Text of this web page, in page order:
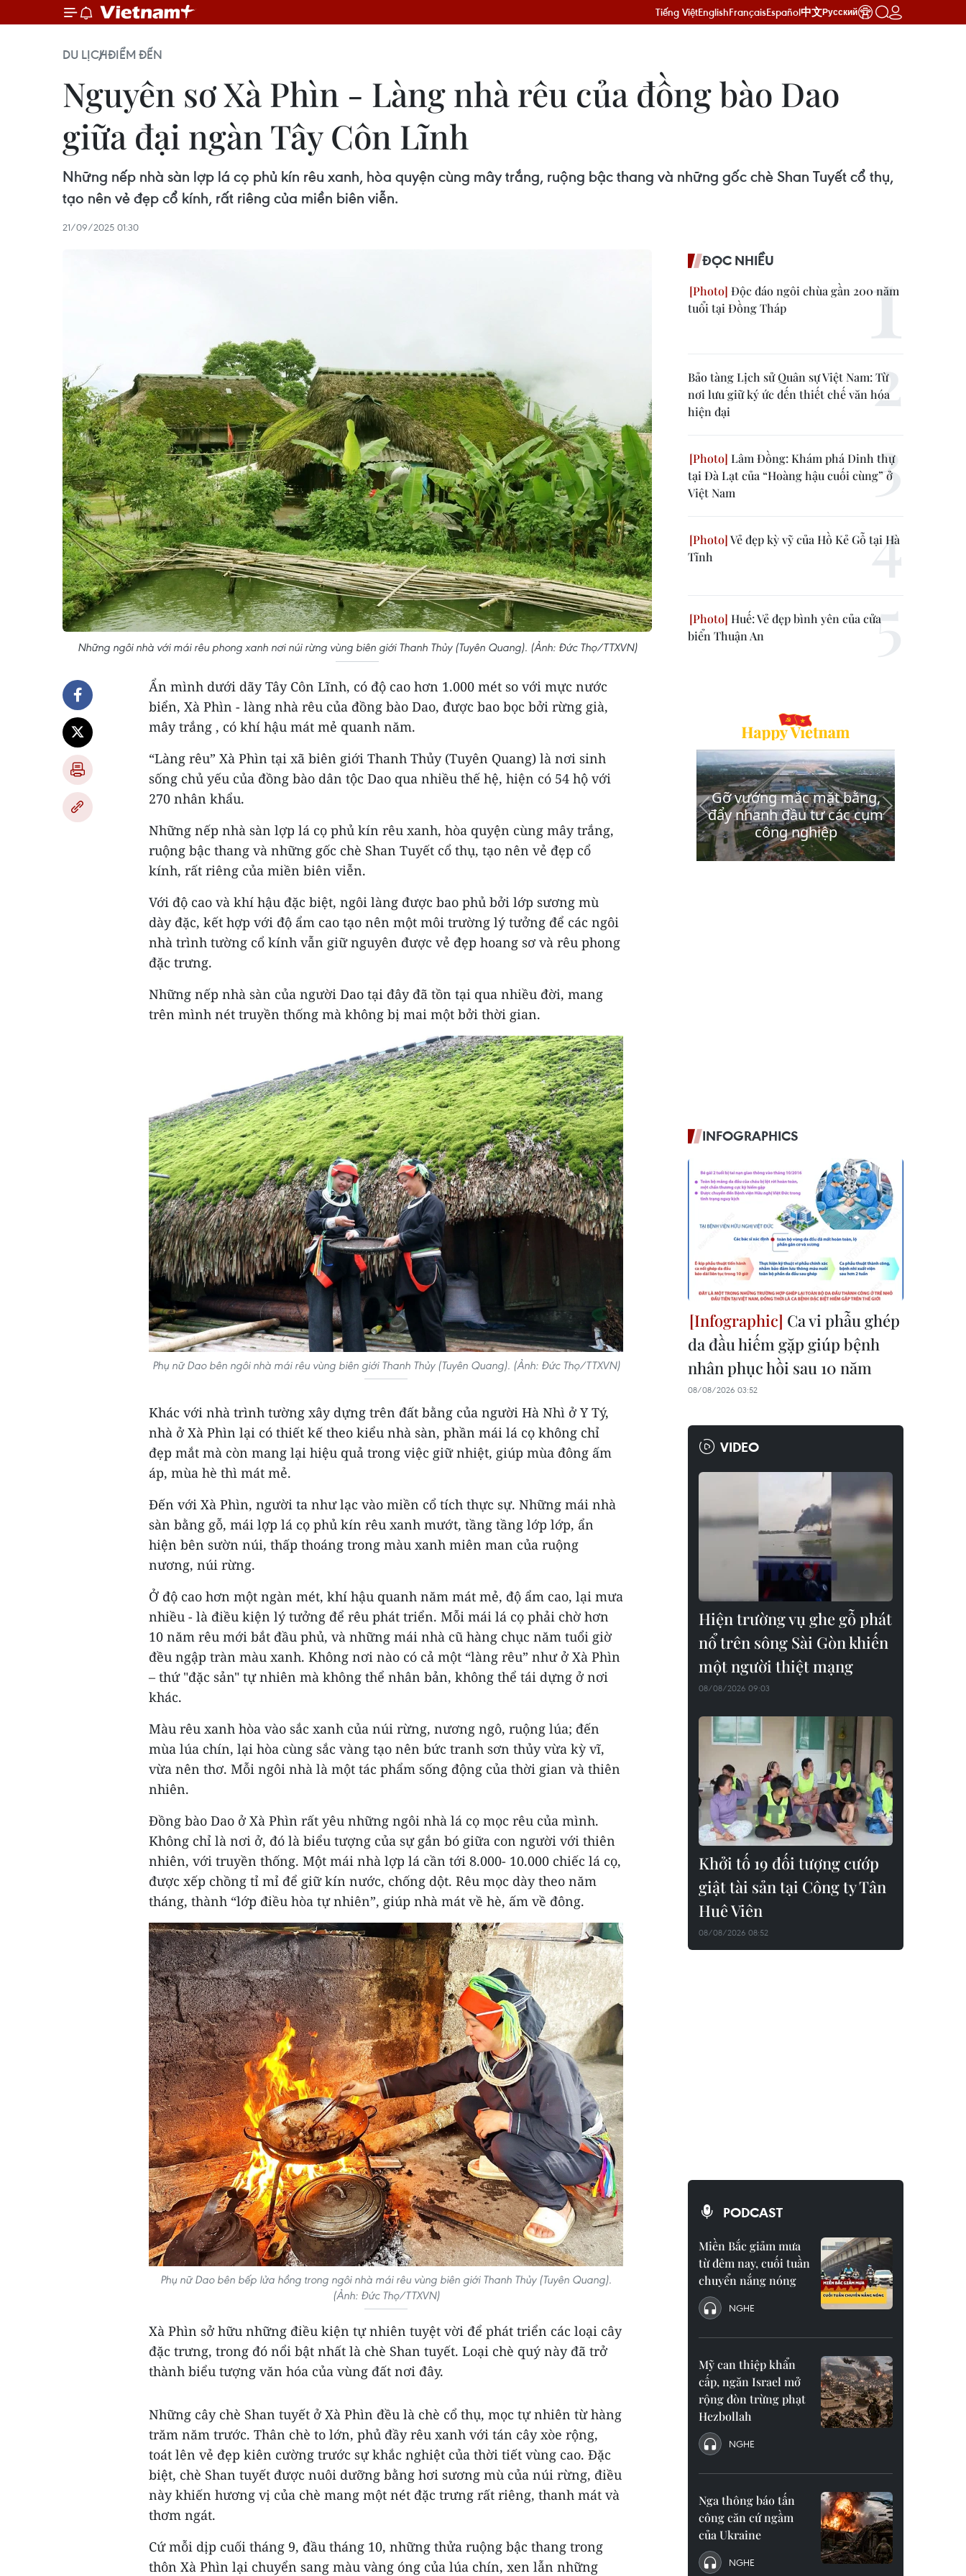
Tiếng ViệtEnglishFrançaisEspañol中文Русский
DU LỊCHĐIỂM ĐẾN
Nguyên sơ Xà Phìn - Làng nhà rêu của đồng bào Dao
giữa đại ngàn Tây Côn Lĩnh
Những nếp nhà sàn lợp lá cọ phủ kín rêu xanh, hòa quyện cùng mây trắng, ruộng bậc thang và những gốc chè Shan Tuyết cổ thụ,
tạo nên vẻ đẹp cổ kính, rất riêng của miền biên viễn.
21/09/2025 01:30
Những ngôi nhà với mái rêu phong xanh nơi núi rừng vùng biên giới Thanh Thủy (Tuyên Quang). (Ảnh: Đức Thọ/TTXVN)
Ẩn mình dưới dãy Tây Côn Lĩnh, có độ cao hơn 1.000 mét so với mực nước
biển, Xà Phìn - làng nhà rêu của đồng bào Dao, được bao bọc bởi rừng già,
mây trắng , có khí hậu mát mẻ quanh năm.
“Làng rêu” Xà Phìn tại xã biên giới Thanh Thủy (Tuyên Quang) là nơi sinh
sống chủ yếu của đồng bào dân tộc Dao qua nhiều thế hệ, hiện có 54 hộ với
270 nhân khẩu.
Những nếp nhà sàn lợp lá cọ phủ kín rêu xanh, hòa quyện cùng mây trắng,
ruộng bậc thang và những gốc chè Shan Tuyết cổ thụ, tạo nên vẻ đẹp cổ
kính, rất riêng của miền biên viễn.
Với độ cao và khí hậu đặc biệt, ngôi làng được bao phủ bởi lớp sương mù
dày đặc, kết hợp với độ ẩm cao tạo nên một môi trường lý tưởng để các ngôi
nhà trình tường cổ kính vẫn giữ nguyên được vẻ đẹp hoang sơ và rêu phong
đặc trưng.
Những nếp nhà sàn của người Dao tại đây đã tồn tại qua nhiều đời, mang
trên mình nét truyền thống mà không bị mai một bởi thời gian.
Phụ nữ Dao bên ngôi nhà mái rêu vùng biên giới Thanh Thủy (Tuyên Quang). (Ảnh: Đức Thọ/TTXVN)
Khác với nhà trình tường xây dựng trên đất bằng của người Hà Nhì ở Y Tý,
nhà ở Xà Phìn lại có thiết kế theo kiểu nhà sàn, phần mái lá cọ không chỉ
đẹp mắt mà còn mang lại hiệu quả trong việc giữ nhiệt, giúp mùa đông ấm
áp, mùa hè thì mát mẻ.
Đến với Xà Phìn, người ta như lạc vào miền cổ tích thực sự. Những mái nhà
sàn bằng gỗ, mái lợp lá cọ phủ kín rêu xanh mướt, tầng tầng lớp lớp, ẩn
hiện bên sườn núi, thấp thoáng trong màu xanh miên man của ruộng
nương, núi rừng.
Ở độ cao hơn một ngàn mét, khí hậu quanh năm mát mẻ, độ ẩm cao, lại mưa
nhiều - là điều kiện lý tưởng để rêu phát triển. Mỗi mái lá cọ phải chờ hơn
10 năm rêu mới bắt đầu phủ, và những mái nhà cũ hàng chục năm tuổi giờ
đều ngập tràn màu xanh. Không nơi nào có cả một “làng rêu” như ở Xà Phìn
– thứ "đặc sản" tự nhiên mà không thể nhân bản, không thể tái dựng ở nơi
khác.
Màu rêu xanh hòa vào sắc xanh của núi rừng, nương ngô, ruộng lúa; đến
mùa lúa chín, lại hòa cùng sắc vàng tạo nên bức tranh sơn thủy vừa kỳ vĩ,
vừa nên thơ. Mỗi ngôi nhà là một tác phẩm sống động của thời gian và thiên
nhiên.
Đồng bào Dao ở Xà Phìn rất yêu những ngôi nhà lá cọ mọc rêu của mình.
Không chỉ là nơi ở, đó là biểu tượng của sự gắn bó giữa con người với thiên
nhiên, với truyền thống. Một mái nhà lợp lá cần tới 8.000- 10.000 chiếc lá cọ,
được xếp chồng tỉ mỉ để giữ kín nước, chống dột. Rêu mọc dày theo năm
tháng, thành “lớp điều hòa tự nhiên”, giúp nhà mát về hè, ấm về đông.
Phụ nữ Dao bên bếp lửa hồng trong ngôi nhà mái rêu vùng biên giới Thanh Thủy (Tuyên Quang).
(Ảnh: Đức Thọ/TTXVN)
Xà Phìn sở hữu những điều kiện tự nhiên tuyệt vời để phát triển các loại cây
đặc trưng, trong đó nổi bật nhất là chè Shan tuyết. Loại chè quý này đã trở
thành biểu tượng văn hóa của vùng đất nơi đây.
Những cây chè Shan tuyết ở Xà Phìn đều là chè cổ thụ, mọc tự nhiên từ hàng
trăm năm trước. Thân chè to lớn, phủ đầy rêu xanh với tán cây xòe rộng,
toát lên vẻ đẹp kiên cường trước sự khắc nghiệt của thời tiết vùng cao. Đặc
biệt, chè Shan tuyết được nuôi dưỡng bằng hơi sương mù của núi rừng, điều
này khiến hương vị của chè mang một nét đặc trưng rất riêng, thanh mát và
thơm ngát.
Cứ mỗi dịp cuối tháng 9, đầu tháng 10, những thửa ruộng bậc thang trong
thôn Xà Phìn lại chuyển sang màu vàng óng của lúa chín, xen lẫn những
ĐỌC NHIỀU
Độc đáo ngôi chùa gần 200 năm
tuổi tại Đồng Tháp
Bảo tàng Lịch sử Quân sự Việt Nam: Từ
nơi lưu giữ ký ức đến thiết chế văn hóa
hiện đại
Lâm Đồng: Khám phá Dinh thự
tại Đà Lạt của “Hoàng hậu cuối cùng” ở
Việt Nam
Vẻ đẹp kỳ vỹ của Hồ Kẻ Gỗ tại Hà
Tĩnh
Huế: Vẻ đẹp bình yên của cửa
biển Thuận An
INFOGRAPHICS
Ca vi phẫu ghép
da đầu hiếm gặp giúp bệnh
nhân phục hồi sau 10 năm
08/08/2026 03:52
VIDEO
Hiện trường vụ ghe gỗ phát
nổ trên sông Sài Gòn khiến
một người thiệt mạng
08/08/2026 09:03
Khởi tố 19 đối tượng cướp
giật tài sản tại Công ty Tân
Huê Viên
08/08/2026 08:52
PODCAST
Miền Bắc giảm mưa
từ đêm nay, cuối tuần
chuyển nắng nóng
NGHE
Mỹ can thiệp khẩn
cấp, ngăn Israel mở
rộng đòn trừng phạt
Hezbollah
NGHE
Nga thông báo tấn
công căn cứ ngầm
của Ukraine
NGHE